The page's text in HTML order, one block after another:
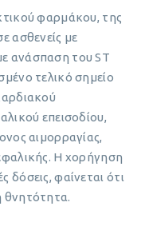
φαρμάκου, της
ασθενείς με
ανάσπαση του ST
τελικό σημείο
επεισοδίου,
αιμορραγίας,
H χορήγηση
φαίνεται ότι
θνητότητα.